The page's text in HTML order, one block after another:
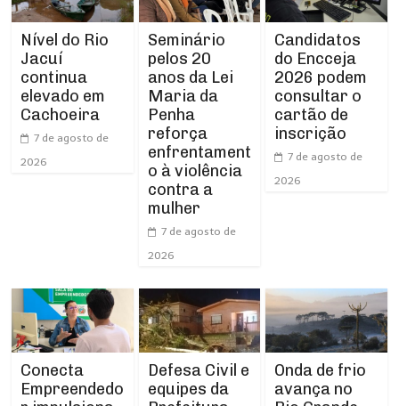
Nível do Rio
Jacuí
continua
elevado em
Cachoeira
7 de agosto de
2026
Seminário
pelos 20
anos da Lei
Maria da
Penha
reforça
enfrentament
o à violência
contra a
mulher
7 de agosto de
2026
Candidatos
do Encceja
2026 podem
consultar o
cartão de
inscrição
7 de agosto de
2026
Conecta
Empreendedo
Defesa Civil e
equipes da
Onda de frio
avança no